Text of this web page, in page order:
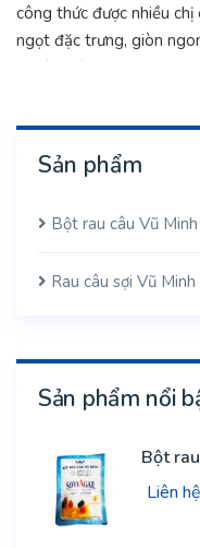
công thức được nhiều
ngọt đặc trưng, giòn
Sản phẩm
Bột rau câu Vũ
Rau câu sợi Vũ
Sản phẩm nổi
Bột
Liên hệ